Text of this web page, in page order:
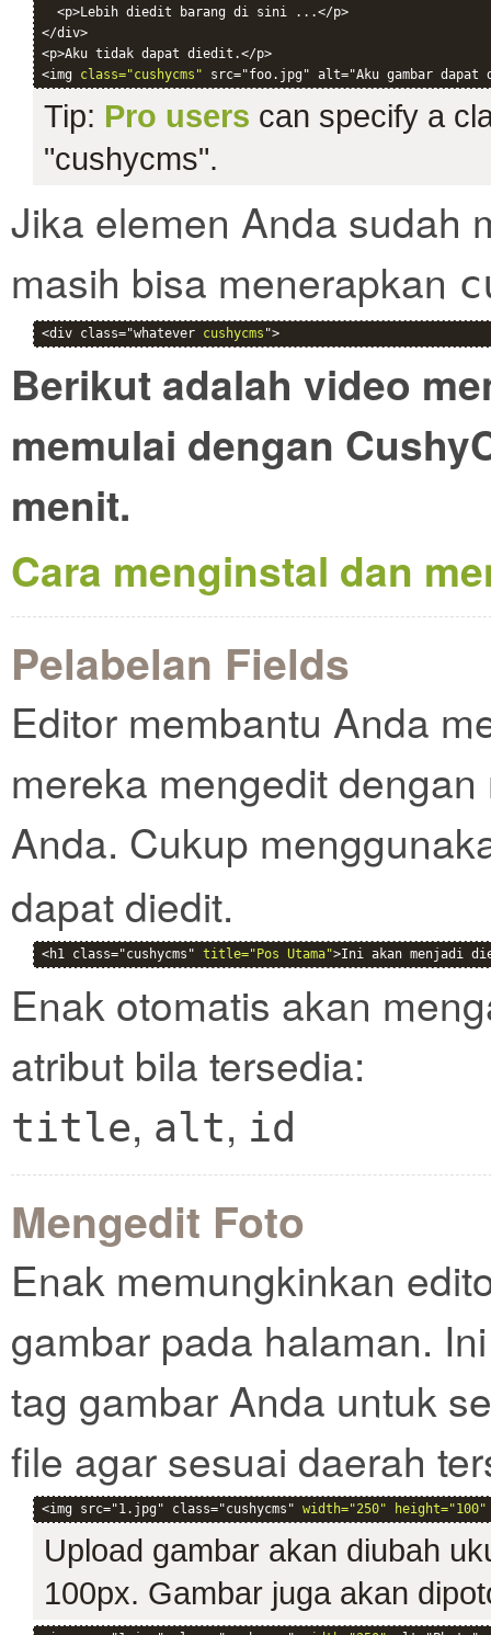
  <p>Lebih diedit barang di sini ...</p>
</div>
<p>Aku tidak dapat diedit.</p>
<img class="cushycms"
Tip: Pro users can specify a
"cushycms".
Jika elemen Anda sudah
masih bisa menerapkan
<div class="whatever cushycms ">
Berikut adalah video
memulai dengan
menit.
Cara menginstal dan
Pelabelan Fields
Editor membantu Anda
mereka mengedit
Anda. Cukup
dapat diedit.
<h1 class="cushycms" title="Pos Utama">Ini akan menjadi
Enak otomatis akan
atribut bila tersedia:
title, alt, id
Mengedit Foto
Enak memungkinkan
gambar pada halaman.
tag gambar Anda untuk
file agar sesuai daerah
<img src="1.jpg" class="cushycms" width="250" height="100"
Upload gambar akan diubah
100px. Gambar juga akan